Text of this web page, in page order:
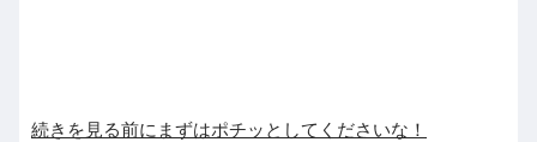
続きを見る前にまずはポチッとしてくださいな！